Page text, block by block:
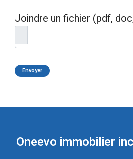
Joindre un fichier (pdf,
Envoyer
Oneevo immobilier